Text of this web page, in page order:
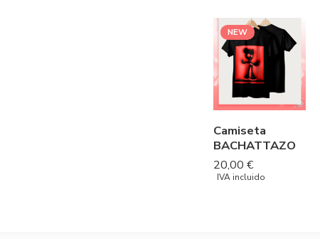
NEW
Camiseta
BACHATTAZO
20,00 €
IVA incluido